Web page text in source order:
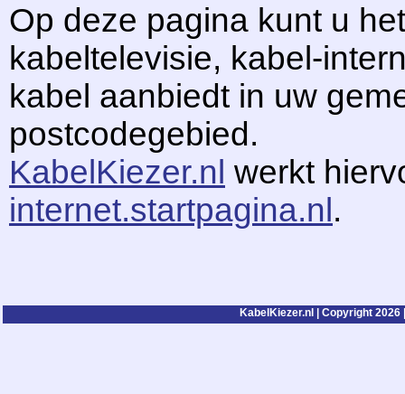
Op deze pagina kunt u
kabeltelevisie, kabel-
kabel aanbiedt in uw
postcodegebied.
KabelKiezer.nl werkt
internet.startpagina.nl.
KabelKiezer.nl | Copyright 2026